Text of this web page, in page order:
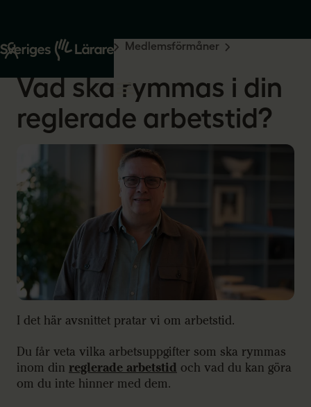
Start Medlemskap
Medlemsförmåner
Lärarpodden
Vad ska rymmas i din
reglerade arbetstid?
I det här avsnittet pratar vi om arbetstid.
Du får veta vilka arbetsuppgifter som ska rymmas
inom din reglerade arbetstid och vad du kan göra
om du inte hinner med dem.